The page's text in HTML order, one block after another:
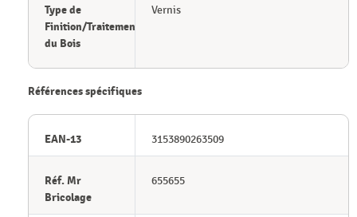
Type de
Finition/Traitement/Revêtement
du Bois
Vernis
Références spécifiques
EAN-13 3153890263509
Réf. Mr
Bricolage
655655